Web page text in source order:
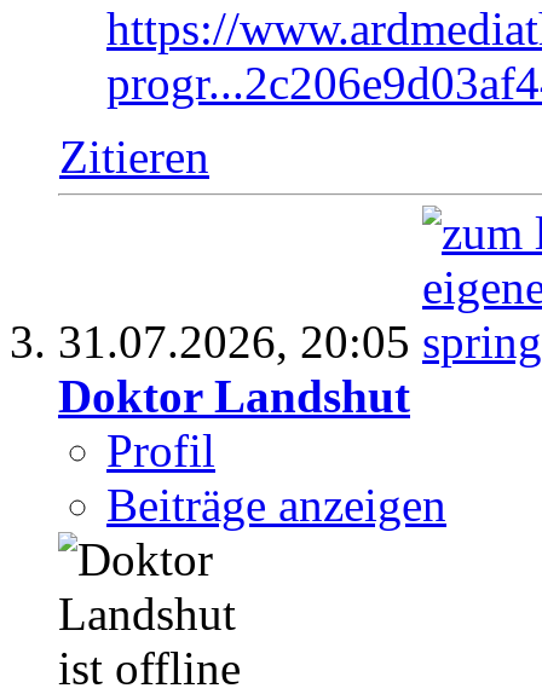
https://
Zitieren
31.07.2026, 20:05
Doktor Landshut
Profil
Beiträge anzeigen